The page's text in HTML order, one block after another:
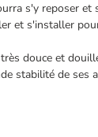
s'y reposer
et s'installer
douce et
stabilité de